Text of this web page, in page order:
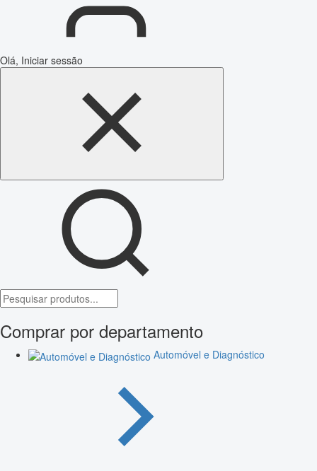
Olá, Iniciar sessão
Comprar por departamento
Automóvel e Diagnóstico